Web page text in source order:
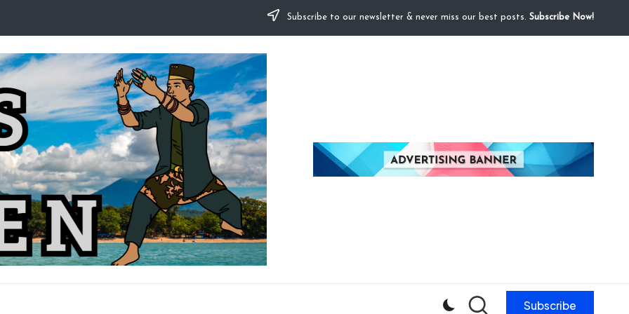
Subscribe to our newsletter & never miss our best posts. Subscribe Now!
Subscribe